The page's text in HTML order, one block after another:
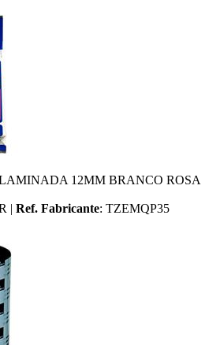
12MM BRANCO ROSA
| Ref. Fabricante: TZEMQP35